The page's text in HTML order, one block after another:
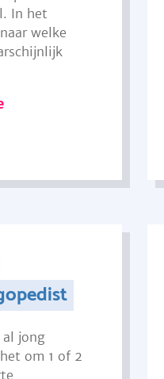
In het
welke
al jong
om 1 of 2